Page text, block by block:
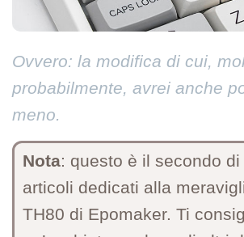
Ovvero: la modifica di cui,
probabilmente, avrei anche
meno.
Nota: questo è il secondo
articoli dedicati alla
TH80 di Epomaker. Ti